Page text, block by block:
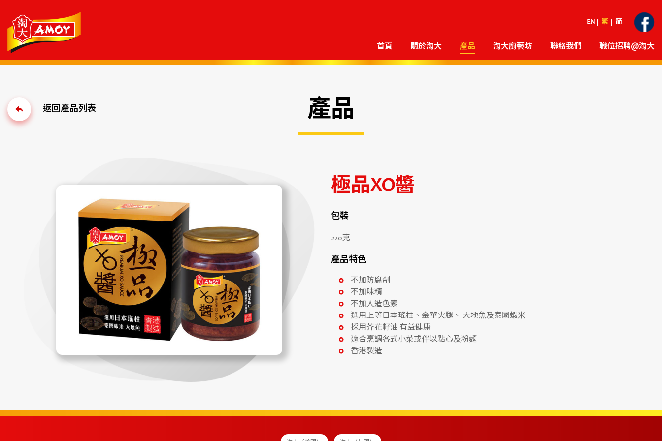
EN 繁 简
首頁 關於淘大 產品 淘大廚藝坊 聯絡我們 職位招聘@淘大
產品
極品XO醬
包裝
220克
產品特色
不加防腐劑
不加味精
不加人造色素
選用上等日本瑤柱、金華火腿、 大地魚及泰國蝦米
採用芥花籽油 有益健康
適合烹調各式小菜或伴以點心及粉麵
香港製造